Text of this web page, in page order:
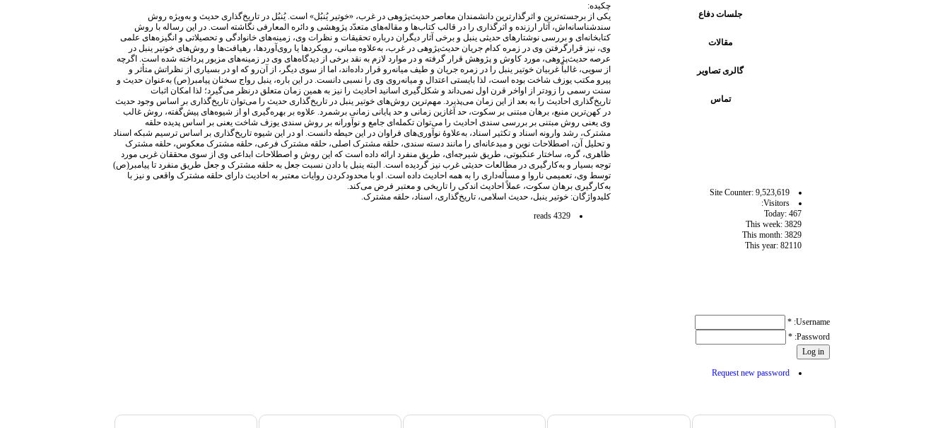
جلسات دفاع
مقالات
گالری تصاویر
تماس
Site Counter: 9,523,619
Visitors:
Today: 467
This week: 3829
This month: 3829
This year: 82110
Username:
*
Password:
*
Request new password
چکیده:
یکی از برجسته‌ترین و اثرگذارترین دانشمندان معاصر حدیث‌پژوهی در غرب، «خوتیر یُنبُل» است. یُنبُل در تاریخ‌گذاری حدیث و به‌ویژه روش‌
سندشناسانه‌اش، آثار ارزنده‌ و اثرگذاری را در قالب کتاب‌ها و مقاله‌های متعدّد پژوهشی و دائره المعارفی نگاشته است. در این رساله با روش
کتابخانه‌ای و بررسی نوشتارهای حدیثی ینبل و برخی آثار دیگران درباره تحقیقات و نظرات وی، زمینه‌های خانوادگی و تحصیلاتی و انگیزه‌های علمی
وی، نیز قرارگرفتن وی در زمره کدام جریان حدیث‌پژوهی در غرب، به‌‌علاوه مبانی، رویکردها یا روی‌آوردها، رهیافت‌ها و روش‌های خوتیر ینبل در
عرصه حدیث‌پژوهی، مورد کاوش و پژوهش قرار گرفته و در موارد لازم به نقد برخی از دیدگاه‌های وی در زمینه‌های مزبور پرداخته شده است. اگرچه
از سویی، غالباً غربیان خوتیر ینبل را در زمره جریان و طیف میانه‌رو قرار داده‌اند، اما از سوی دیگر، از آن‌رو که او در بسیاری از نظراتش متأثر و
پیرو مکتب یوزف شاخت بوده است، لذا بایستی اعتدال و میانه‌روی وی را نسبی دانست. در این باره، ینبل رواج سخنان پیامبر(ص) به‌عنوان حدیث و
سنت رسمی را زودتر از اواخر قرن اول نمی‌داند و شکل‌گیری اسانید احادیث را نیز به همین زمان متعلق درنظر می‌گیرد؛ لذا امکان اثبات
تاریخ‌گذاری احادیث را به بعد از این زمان می‌پذیرد. مهم‌ترین روش‌های خوتیر ینبل در تاریخ‌گذاری حدیث را می‌توان تاریخ‌گذاری بر اساس وجود حدیث
در کهن‌ترین منبع، برهان مبتنی بر سکوت، حد آغازین زمانی و حد پایانی زمانی برشمرد. علاوه بر بهره‌گیری او از شیوه‌های پیش‌گفته، روش غالب
وی یعنی روش مبتنی بر بررسی سندی احادیث را می‌توان تکمله‌ای جامع و نوآورانه بر روش سندی یوزف شاخت یعنی بر اساس پدیده حلقه
مشترک، رشد وارونه اسناد و تکثیر اسناد، به‌علاوۀ نوآوری‌های فراوان در این حیطه دانست. او در این شیوه تاریخ‌گذاری بر اساس ترسیم شبکه اسناد
و تحلیل آن، اصطلاحات نوین و مبدعانه‌ای را مانند دسته سندی، حلقه مشترک اصلی، حلقه مشترک فرعی، حلقه مشترک معکوس، حلقه مشترک
ظاهری، گره، ساختار عنکبوتی، طریق شیرجه‌ای، طریق منفرد ارائه داده است که این روش و اصطلاحات ابداعی وی از سوی محققان غربی مورد
توجه بسیار و به‌کارگیری در مطالعات حدیثی غرب نیز گردیده است. البته ینبل با دادن نسبت جعل به حلقه مشترک و جعل طریق منفرد تا پیامبر(ص)
توسط وی، تعمیمی ناروا و مسأله‌داری را به همه احادیث داده است. او با محدود‌کردن روایات معتبر به احادیث دارای حلقه مشترک واقعی و نیز با
به‌کارگیری برهان سکوت، عملاً احادیث اندکی را تاریخی و معتبر فرض می‌کند.
کلیدواژگان: خوتیر ینبل، حدیث اسلامی، تاریخ‌گذاری، اسناد، حلقه مشترک.
4329 reads